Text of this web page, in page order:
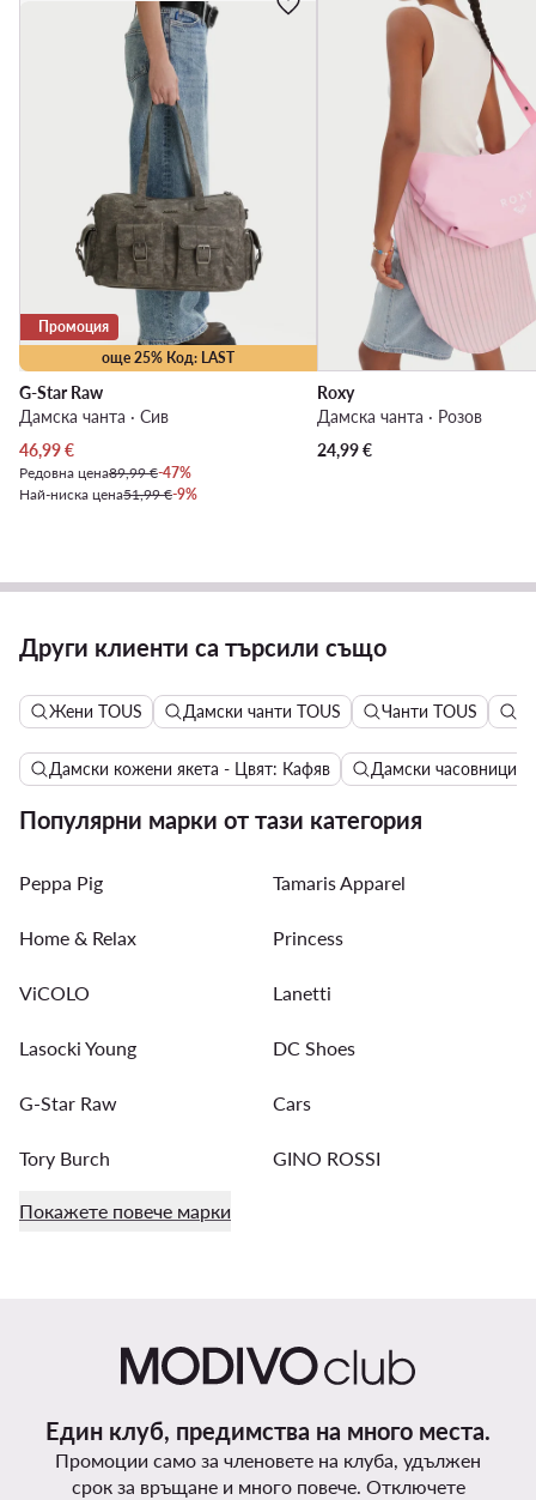
още 25% Код: LAST
Промоция
G-Star Raw
Дамска чанта · Сив
Актуална цена
46,99€
Редовна цена89,99 €-47%
Най-ниска цена51,99 €-9%
Roxy
Дамска чанта · Розов
24,99€
Други клиенти са търсили също
Жени TOUS Дамски чанти TOUS Чанти TOUS
Дамски кожени якета - Цвят: Кафяв Дамски часовници
Популярни марки от тази категория
Peppa Pig Tamaris Apparel
Home & Relax Princess
ViCOLO Lanetti
Lasocki Young DC Shoes
G-Star Raw Cars
Tory Burch GINO ROSSI
Покажете повече марки
Един клуб, предимства на много места.
Промоции само за членовете на клуба, удължен
срок за връщане и много повече. Отключете